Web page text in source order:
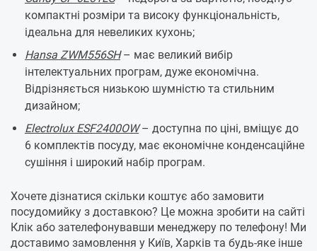
компактні розміри та високу функціональність,
ідеальна для невеликих кухонь;
Hansa ZWM556SH– має великий вибір
інтелектуальних програм, дуже економічна.
Відрізняється низькою шумністю та стильним
дизайном;
Electrolux ESF2400OW– доступна по ціні, вміщує до
6 комплектів посуду, має економічне конденсаційне
сушіння і широкий набір програм.
Хочете дізнатися скільки коштує або замовити
посудомийку з доставкою? Це можна зробити на сайті
Клік або зателефонувавши менеджеру по телефону! Ми
доставимо замовлення у Київ, Харків та будь-яке інше